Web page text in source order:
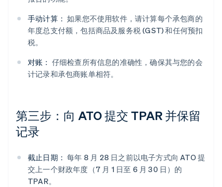
手动计算： 如果您不使用软件，请计算每个承包商的
年度总支付额，包括商品及服务税 (GST) 和任何预扣
税。
对账： 仔细检查所有信息的准确性，确保其与您的会
计记录和承包商账单相符。
第三步：向 ATO 提交 TPAR 并保留
记录
截止日期： 每年 8 月 28 日之前以电子方式向 ATO 提
交上一个财政年度（7 月 1 日至 6 月 30 日）的
TPAR。